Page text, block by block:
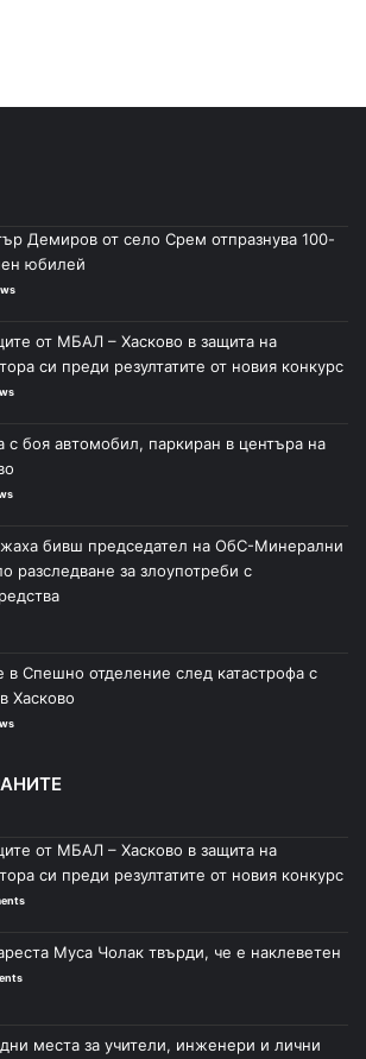
Демиров от село Срем отпразнува 100-
юбилей
от МБАЛ – Хасково в защита на
си преди резултатите от новия конкурс
с боя автомобил, паркиран в центъра на
бивш председател на ОбС-Минерални
разследване за злоупотреби с
в Спешно отделение след катастрофа с
Хасково
от МБАЛ – Хасково в защита на
си преди резултатите от новия конкурс
Муса Чолак твърди, че е наклеветен
места за учители, инженери и лични